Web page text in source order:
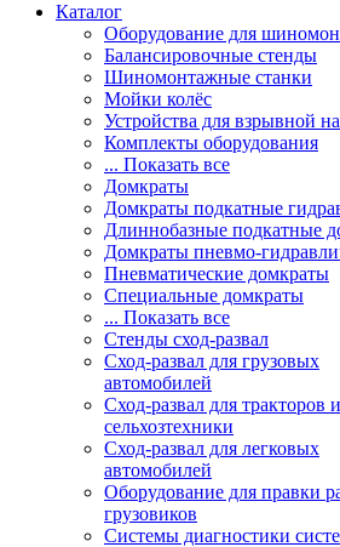
Каталог
Оборудование для
Балансировочные стенды
Шиномонтажные станки
Мойки колёс
Устройства для взрывной
Комплекты оборудования
... Показать все
Домкраты
Домкраты подкатные
Длиннобазные подкатные
Домкраты пневмо-
Пневматические домкраты
Специальные домкраты
... Показать все
Стенды сход-развал
Сход-развал для грузовых
автомобилей
Сход-развал для тракторов и
сельхозтехники
Сход-развал для легковых
автомобилей
Оборудование для правки
грузовиков
Системы диагностики